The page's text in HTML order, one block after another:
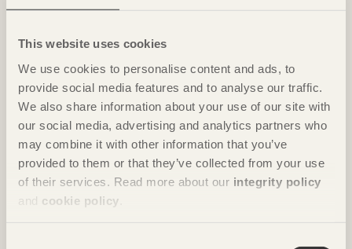
This website uses cookies
We use cookies to personalise content and ads, to
provide social media features and to analyse our traffic.
We also share information about your use of our site with
our social media, advertising and analytics partners who
may combine it with other information that you’ve
provided to them or that they’ve collected from your use
of their services. Read more about our integrity policy
and cookie policy